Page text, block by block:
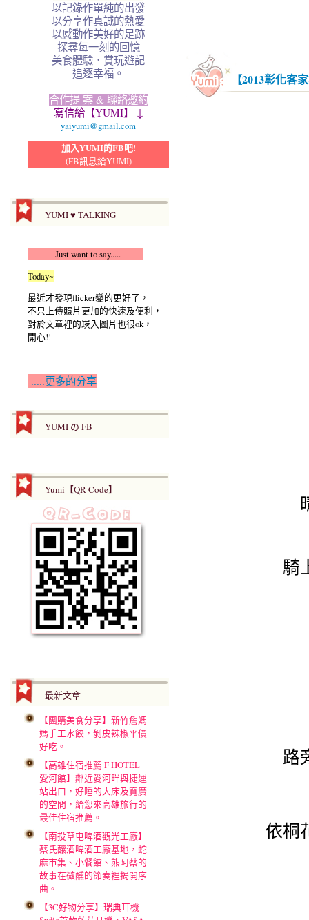
以記錄作單純的出發
以分享作真誠的熱愛
以感動作美好的足跡
探尋每一刻的回憶
美食體驗．賞玩遊記
追逐幸福。
---------------------------
合作提 案 & 聯絡邀約
寫信給【YUMI】 ↓
yaiyumi@gmail.com
加入YUMI的FB吧!
(FB訊息給YUMI)
YUMI ♥ TALKING
Just want to say.....
Today~
最近才發現flicker變的更好了，
不只上傳照片更加的快速及便利，
對於文章裡的崁入圖片也很ok，
開心!!
.....更多的分享
YUMI の FB
Yumi【QR-Code】
最新文章
【團購美食分享】新竹詹媽
媽手工水餃，剝皮辣椒平價
好吃。
【高雄住宿推薦 F HOTEL
愛河館】鄰近愛河畔與捷運
站出口，好睡的大床及寬廣
的空間，給您來高雄旅行的
最佳住宿推薦。
【南投草屯啤酒觀光工廠】
蔡氏釀酒啤酒工廠基地，蛇
麻市集、小餐館、熊阿蔡的
故事在微醺的節奏裡揭開序
曲。
【3C好物分享】瑞典耳機
【2013彰化客
騎
路
依桐